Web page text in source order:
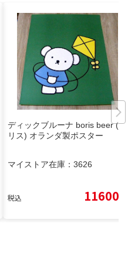
ディックブルーナ boris beer (ボ
リス) オランダ製ポスター
マイストア在庫： 3626
税込 11600